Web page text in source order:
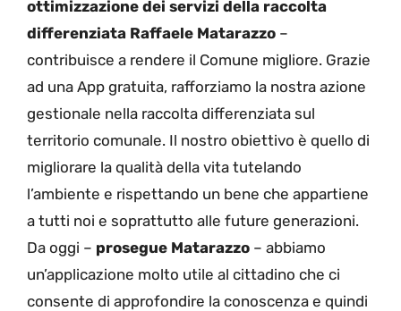
ottimizzazione dei servizi della raccolta
differenziata Raffaele Matarazzo –
contribuisce a rendere il Comune migliore. Grazie
ad una App gratuita, rafforziamo la nostra azione
gestionale nella raccolta differenziata sul
territorio comunale. Il nostro obiettivo è quello di
migliorare la qualità della vita tutelando
l’ambiente e rispettando un bene che appartiene
a tutti noi e soprattutto alle future generazioni.
Da oggi – prosegue Matarazzo – abbiamo
un’applicazione molto utile al cittadino che ci
consente di approfondire la conoscenza e quindi